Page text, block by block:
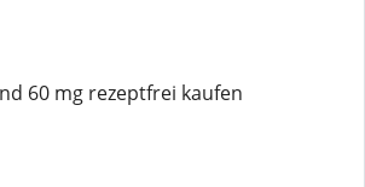
60 mg rezeptfrei kaufen